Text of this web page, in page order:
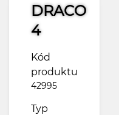
DRACO
4
Kód
produktu
42995
Typ